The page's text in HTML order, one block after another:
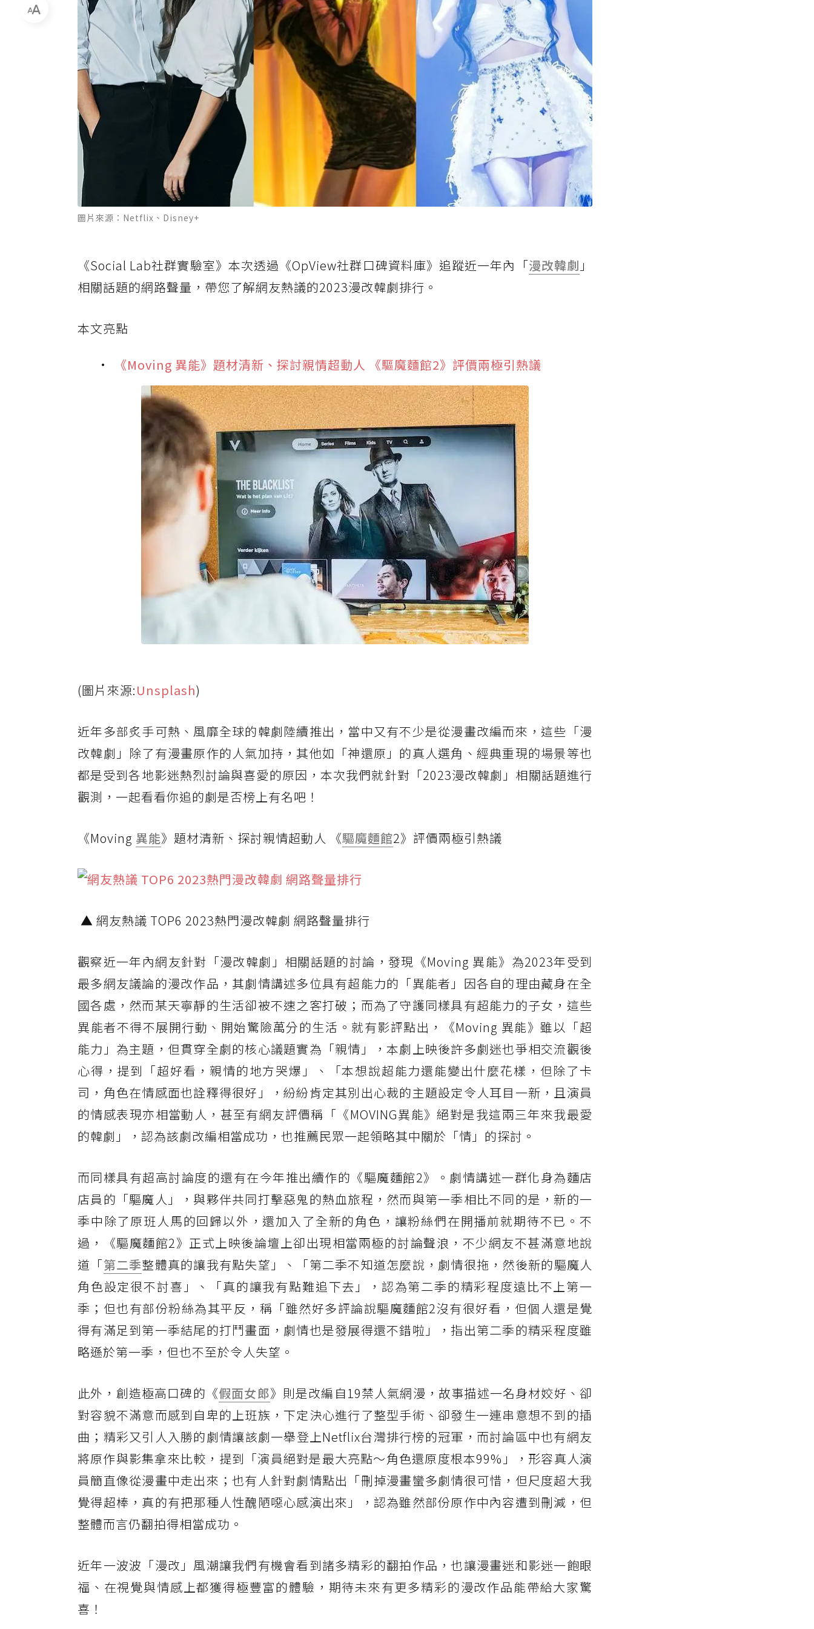
圖片來源：Netflix、Disney+
《Social Lab社群實驗室》本次透過《OpView社群口碑資料庫》追蹤近一年內「漫改韓劇 」
相關話題的網路聲量，帶您了解網友熱議的2023漫改韓劇排行。
本文亮點
《Moving 異能》題材清新、探討親情超動人 《驅魔麵館2》評價兩極引熱議
(圖片來源:Unsplash)
近年多部炙手可熱、風靡全球的韓劇陸續推出，當中又有不少是從漫畫改編而來，這些「漫
改韓劇」除了有漫畫原作的人氣加持，其他如「神還原」的真人選角、經典重現的場景等也
都是受到各地影迷熱烈討論與喜愛的原因，本次我們就針對「2023漫改韓劇」相關話題進行
觀測，一起看看你追的劇是否榜上有名吧！
《Moving 異能》題材清新、探討親情超動人 《驅魔麵館2》評價兩極引熱議
▲ 網友熱議 TOP6 2023熱門漫改韓劇 網路聲量排行
觀察近一年內網友針對「漫改韓劇」相關話題的討論，發現《Moving 異能》為2023年受到
最多網友議論的漫改作品，其劇情講述多位具有超能力的「異能者」因各自的理由藏身在全
國各處，然而某天寧靜的生活卻被不速之客打破；而為了守護同樣具有超能力的子女，這些
異能者不得不展開行動、開始驚險萬分的生活。就有影評點出，《Moving 異能》雖以「超
能力」為主題，但貫穿全劇的核心議題實為「親情」，本劇上映後許多劇迷也爭相交流觀後
心得，提到「超好看，親情的地方哭爆」、「本想說超能力還能變出什麼花樣，但除了卡
司，角色在情感面也詮釋得很好」，紛紛肯定其別出心裁的主題設定令人耳目一新，且演員
的情感表現亦相當動人，甚至有網友評價稱「《MOVING異能》絕對是我這兩三年來我最愛
的韓劇」，認為該劇改編相當成功，也推薦民眾一起領略其中關於「情」的探討。
而同樣具有超高討論度的還有在今年推出續作的《驅魔麵館2》。劇情講述一群化身為麵店
店員的「驅魔人」，與夥伴共同打擊惡鬼的熱血旅程，然而與第一季相比不同的是，新的一
季中除了原班人馬的回歸以外，還加入了全新的角色，讓粉絲們在開播前就期待不已。不
過，《驅魔麵館2》正式上映後論壇上卻出現相當兩極的討論聲浪，不少網友不甚滿意地說
道「第二季整體真的讓我有點失望」、「第二季不知道怎麼說，劇情很拖，然後新的驅魔人
角色設定很不討喜」、「真的讓我有點難追下去」，認為第二季的精彩程度遠比不上第一
季；但也有部份粉絲為其平反，稱「雖然好多評論說驅魔麵館2沒有很好看，但個人還是覺
得有滿足到第一季結尾的打鬥畫面，劇情也是發展得還不錯啦」，指出第二季的精采程度雖
略遜於第一季，但也不至於令人失望。
此外，創造極高口碑的《假面女郎》則是改編自19禁人氣網漫，故事描述一名身材姣好、卻
對容貌不滿意而感到自卑的上班族，下定決心進行了整型手術、卻發生一連串意想不到的插
曲；精彩又引人入勝的劇情讓該劇一舉登上Netflix台灣排行榜的冠軍，而討論區中也有網友
將原作與影集拿來比較，提到「演員絕對是最大亮點～角色還原度根本99%」，形容真人演
員簡直像從漫畫中走出來；也有人針對劇情點出「刪掉漫畫蠻多劇情很可惜，但尺度超大我
覺得超棒，真的有把那種人性醜陋噁心感演出來」，認為雖然部份原作中內容遭到刪減，但
整體而言仍翻拍得相當成功。
近年一波波「漫改」風潮讓我們有機會看到諸多精彩的翻拍作品，也讓漫畫迷和影迷一飽眼
福、在視覺與情感上都獲得極豐富的體驗，期待未來有更多精彩的漫改作品能帶給大家驚
喜！